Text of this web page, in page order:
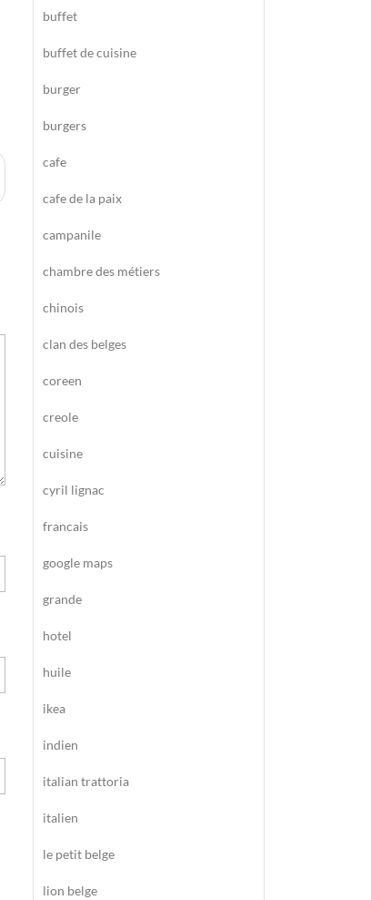
buffet
buffet de cuisine
burger
burgers
cafe
cafe de la paix
campanile
chambre des métiers
chinois
clan des belges
coreen
creole
cuisine
cyril lignac
francais
google maps
grande
hotel
huile
ikea
indien
italian trattoria
italien
le petit belge
lion belge